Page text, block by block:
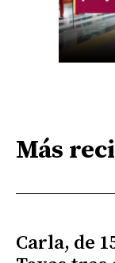
Más
Carla, de